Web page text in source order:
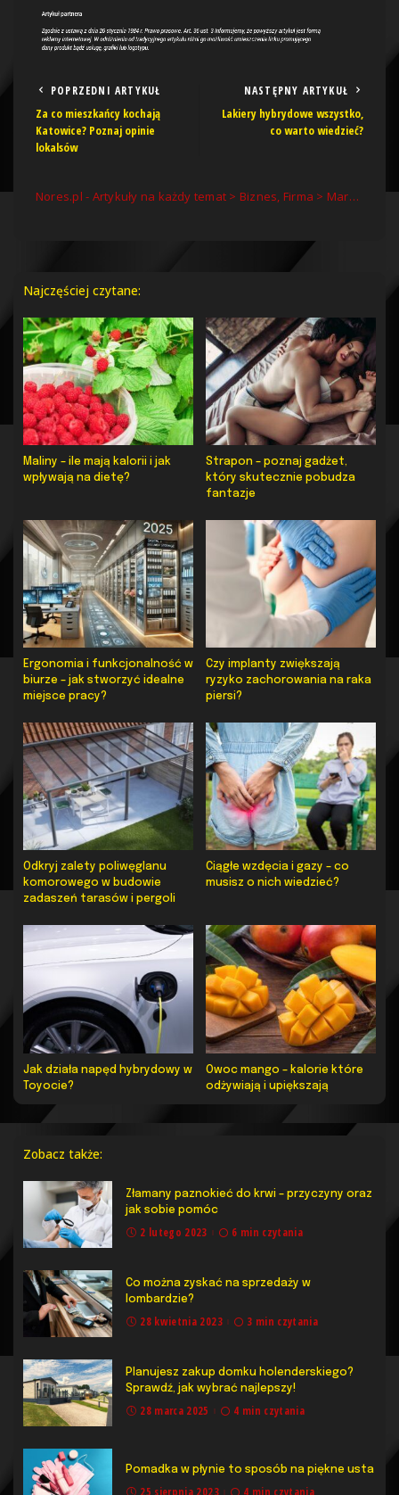
POPRZEDNI ARTYKUŁ
Za co mieszkańcy kochają
Katowice? Poznaj opinie
lokalsów
NASTĘPNY ARTYKUŁ
Lakiery hybrydowe wszystko,
co warto wiedzieć?
Nores.pl - Artykuły na każdy temat > Biznes, Firma > Marketing >
Najczęściej czytane:
Maliny – ile mają kalorii i jak
wpływają na dietę?
Strapon – poznaj gadżet,
który skutecznie pobudza
fantazje
Ergonomia i funkcjonalność w
biurze – jak stworzyć idealne
miejsce pracy?
Czy implanty zwiększają
ryzyko zachorowania na raka
piersi?
Odkryj zalety poliwęglanu
komorowego w budowie
zadaszeń tarasów i pergoli
Ciągłe wzdęcia i gazy – co
musisz o nich wiedzieć?
Jak działa napęd hybrydowy w
Toyocie?
Owoc mango – kalorie które
odżywiają i upiększają
Zobacz także:
Złamany paznokieć do krwi – przyczyny oraz
jak sobie pomóc
2 lutego 2023 6 min czytania
Co można zyskać na sprzedaży w
lombardzie?
28 kwietnia 2023 3 min czytania
Planujesz zakup domku holenderskiego?
Sprawdź, jak wybrać najlepszy!
28 marca 2025 4 min czytania
Pomadka w płynie to sposób na piękne usta
25 sierpnia 2023 4 min czytania